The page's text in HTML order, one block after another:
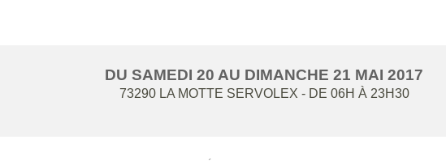
DU SAMEDI 20 AU DIMANCHE 21 MAI 2017
73290 LA MOTTE SERVOLEX - DE 06H À 23H30